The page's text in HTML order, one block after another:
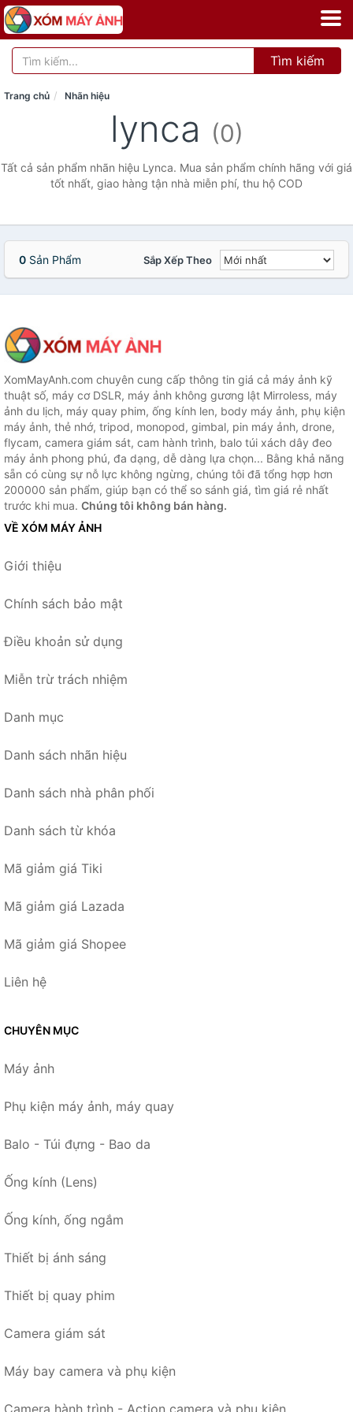
Tìm kiếm
Trang chủ Nhãn hiệu
lynca (0)
Tất cả sản phẩm nhãn hiệu Lynca. Mua sản phẩm chính hãng với giá
tốt nhất, giao hàng tận nhà miễn phí, thu hộ COD
0 Sản Phẩm Sắp Xếp Theo
XomMayAnh.com chuyên cung cấp thông tin giá cả máy ảnh kỹ
thuật số, máy cơ DSLR, máy ảnh không gương lật Mirroless, máy
ảnh du lịch, máy quay phim, ống kính len, body máy ảnh, phụ kiện
máy ảnh, thẻ nhớ, tripod, monopod, gimbal, pin máy ảnh, drone,
flycam, camera giám sát, cam hành trình, balo túi xách dây đeo
máy ảnh phong phú, đa dạng, dễ dàng lựa chọn... Bằng khả năng
sẵn có cùng sự nỗ lực không ngừng, chúng tôi đã tổng hợp hơn
200000 sản phẩm, giúp bạn có thể so sánh giá, tìm giá rẻ nhất
trước khi mua. Chúng tôi không bán hàng.
VỀ XÓM MÁY ẢNH
Giới thiệu
Chính sách bảo mật
Điều khoản sử dụng
Miễn trừ trách nhiệm
Danh mục
Danh sách nhãn hiệu
Danh sách nhà phân phối
Danh sách từ khóa
Mã giảm giá Tiki
Mã giảm giá Lazada
Mã giảm giá Shopee
Liên hệ
CHUYÊN MỤC
Máy ảnh
Phụ kiện máy ảnh, máy quay
Balo - Túi đựng - Bao da
Ống kính (Lens)
Ống kính, ống ngắm
Thiết bị ánh sáng
Thiết bị quay phim
Camera giám sát
Máy bay camera và phụ kiện
Camera hành trình - Action camera và phụ kiện